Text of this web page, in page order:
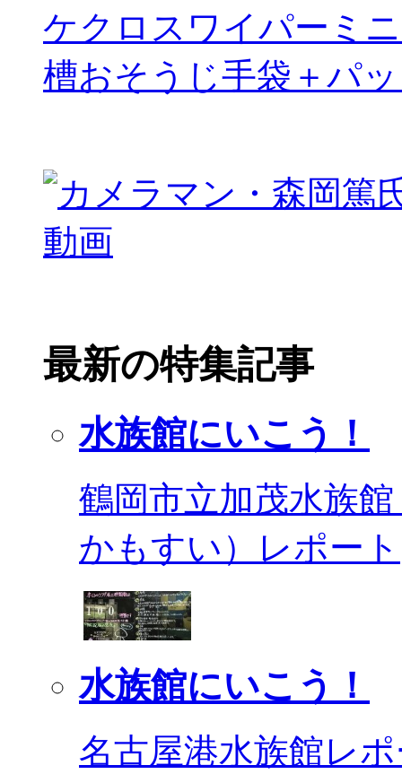
ケクロスワイパーミ
槽おそうじ手袋＋パ
最新の特集記事
水族館にいこう！
鶴岡市立加茂水族
かもすい）レポート
水族館にいこう！
名古屋港水族館レ